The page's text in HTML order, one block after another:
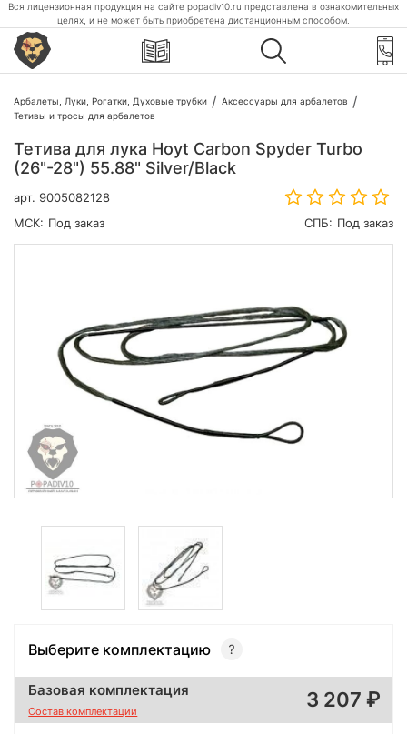
Вся лицензионная продукция на сайте popadiv10.ru представлена в ознакомительных
целях, и не может быть приобретена дистанционным способом.
Арбалеты, Луки, Рогатки, Духовые трубки
Аксессуары для арбалетов
Тетивы и тросы для арбалетов
Тетива для лука Hoyt Carbon Spyder Turbo
(26"-28") 55.88" Silver/Black
арт. 9005082128
МСК: Под заказ СПБ: Под заказ
Выберите комплектацию
Базовая комплектация
Состав комплектации 3 207